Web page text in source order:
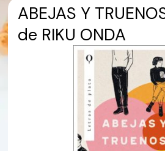
ABEJAS Y
de RIKU ONDA